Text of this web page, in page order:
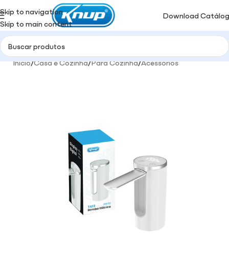
Skip to navigation
Skip to main content
Download
Início/Casa e Cozinha/Para Cozinha/Acessórios